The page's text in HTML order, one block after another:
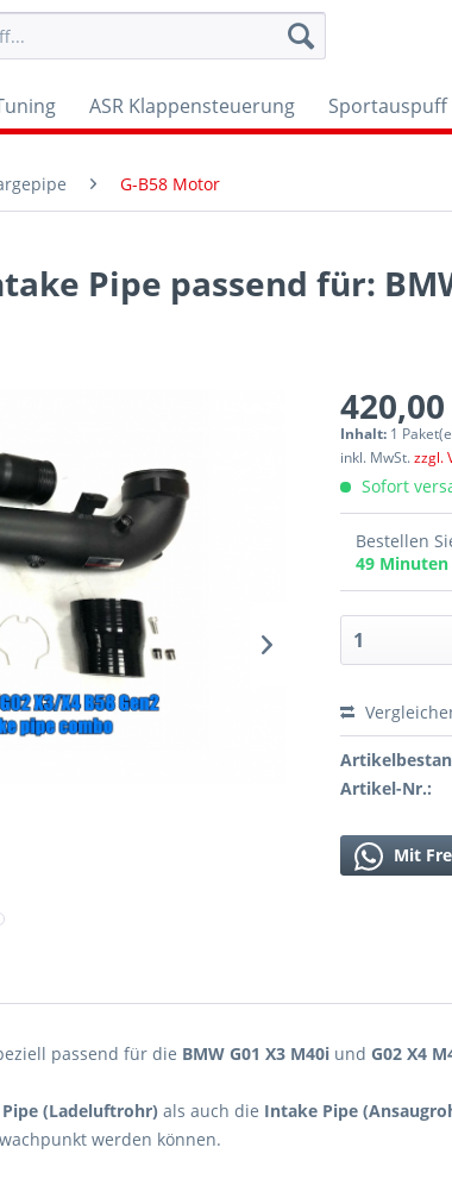
ASR Klappensteuerung Sportauspuff
G-B58 Motor
Pipe passend für:
Inhalt: 1
inkl. MwSt.zzgl.
Sofort
Bestellen
49
Artikel-Nr.:
Mit
passend für die BMW G01 X3 M40i und G02 X4
Pipe (Ladeluftrohr) als auch die Intake Pipe
werden können.